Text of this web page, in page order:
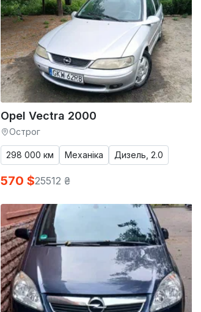
Opel Vectra 2000
Острог
298 000 км Механіка Дизель, 2.0
570 $25512 ₴